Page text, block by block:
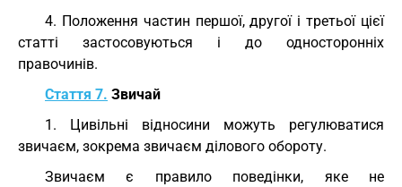
4. Положення частин першої, другої і третьої цієї
статті застосовуються і до односторонніх
правочинів.
Стаття 7. Звичай
1. Цивільні відносини можуть регулюватися
звичаєм, зокрема звичаєм ділового обороту.
Звичаєм є правило поведінки, яке не